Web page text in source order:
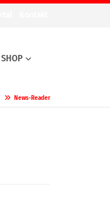
SHOP
News-Reader